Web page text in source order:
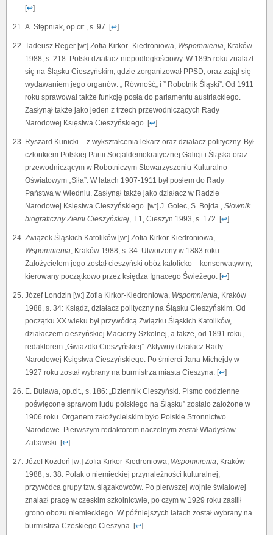
[↩]
A. Stępniak, op.cit., s. 97. [↩]
Tadeusz Reger [w:] Zofia Kirkor–Kiedroniowa, Wspomnienia, Kraków
1988, s. 218: Polski działacz niepodległościowy. W 1895 roku znalazł
się na Śląsku Cieszyńskim, gdzie zorganizował PPSD, oraz zajął się
wydawaniem jego organów: „ Równość„ i ” Robotnik Śląski”. Od 1911
roku sprawował także funkcję posła do parlamentu austriackiego.
Zasłynął także jako jeden z trzech przewodniczących Rady
Narodowej Księstwa Cieszyńskiego. [↩]
Ryszard Kunicki - z wykształcenia lekarz oraz działacz polityczny. Był
członkiem Polskiej Partii Socjaldemokratycznej Galicji i Śląska oraz
przewodniczącym w Robotniczym Stowarzyszeniu Kulturalno-
Oświatowym „Siła”. W latach 1907-1911 był posłem do Rady
Państwa w Wiedniu. Zasłynął także jako działacz w Radzie
Narodowej Księstwa Cieszyńskiego. [w:] J. Golec, S. Bojda., Słownik
biograficzny Ziemi Cieszyńskiej, T.1, Cieszyn 1993, s. 172. [↩]
Związek Śląskich Katolików [w:] Zofia Kirkor-Kiedroniowa,
Wspomnienia, Kraków 1988, s. 34: Utworzony w 1883 roku.
Założycielem jego został cieszyński obóz katolicko – konserwatywny,
kierowany początkowo przez księdza Ignacego Świeżego. [↩]
Józef Londzin [w:] Zofia Kirkor-Kiedroniowa, Wspomnienia, Kraków
1988, s. 34: Ksiądz, działacz polityczny na Śląsku Cieszyńskim. Od
początku XX wieku był przywódcą Związku Śląskich Katolików,
działaczem cieszyńskiej Macierzy Szkolnej, a także, od 1891 roku,
redaktorem „Gwiazdki Cieszyńskiej”. Aktywny działacz Rady
Narodowej Księstwa Cieszyńskiego. Po śmierci Jana Michejdy w
1927 roku został wybrany na burmistrza miasta Cieszyna. [↩]
E. Buława, op.cit., s. 186: „Dziennik Cieszyński. Pismo codzienne
poświęcone sprawom ludu polskiego na Śląsku” zostało założone w
1906 roku. Organem założycielskim było Polskie Stronnictwo
Narodowe. Pierwszym redaktorem naczelnym został Władysław
Zabawski. [↩]
Józef Kożdoń [w:] Zofia Kirkor-Kiedroniowa, Wspomnienia, Kraków
1988, s. 38: Polak o niemieckiej przynależności kulturalnej,
przywódca grupy tzw. ślązakowców. Po pierwszej wojnie światowej
znalazł pracę w czeskim szkolnictwie, po czym w 1929 roku zasilił
grono obozu niemieckiego. W późniejszych latach został wybrany na
burmistrza Czeskiego Cieszyna. [↩]